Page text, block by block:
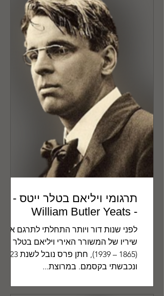
- William Butler Yeats
לפני שנות דור ויותר התחלתי לתרגם את
שיריו של המשורר האירי ויליאם בטלר
ונכבשתי בקסמם. במרוצת...